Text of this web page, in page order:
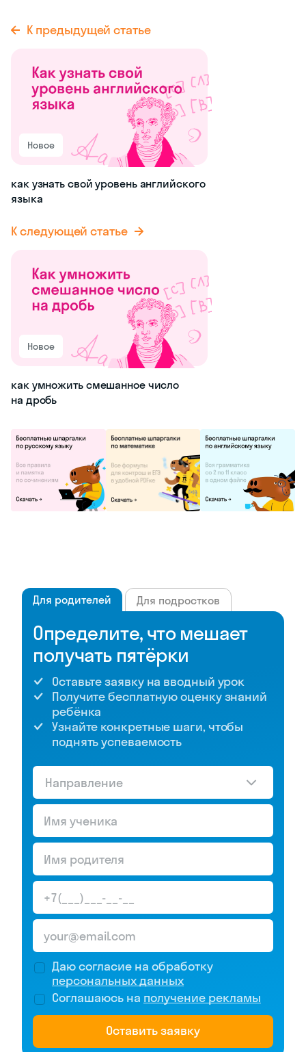
К предыдущей статье
Новое
как узнать свой уровень английского
языка
К следующей статье
Новое
как умножить смешанное число
на дробь
Для родителей Для подростков
Определите, что мешает
получать пятёрки
Оставьте заявку на вводный урок
Получите бесплатную оценку знаний
ребёнка
Узнайте конкретные шаги, чтобы
поднять успеваемость
Направление
Даю согласие на обработку
персональных данных
Соглашаюсь на получение рекламы
Оставить заявку